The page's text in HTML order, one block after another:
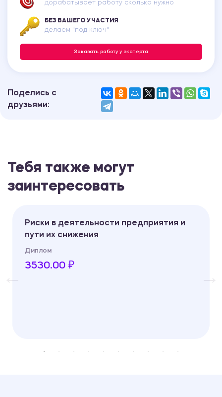
дорабатывает работу сколько нужно
БЕЗ ВАШЕГО УЧАСТИЯ
делаем "под ключ"
Заказать работу у эксперта
Поделись с
друзьями:
Тебя также могут
заинтересовать
Риски в деятельности предприятия и
пути их снижения
Диплом
3530.00 ₽